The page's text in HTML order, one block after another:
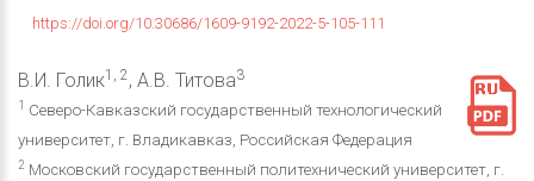
https://doi.org/10.30686/1609-9192-2022-5-105-111
В.И. Голик1, 2, А.В. Титова3
1
Северо-Кавказский государственный технологический
университет, г. Владикавказ, Российская Федерация
2 Московский государственный политехнический университет, г.